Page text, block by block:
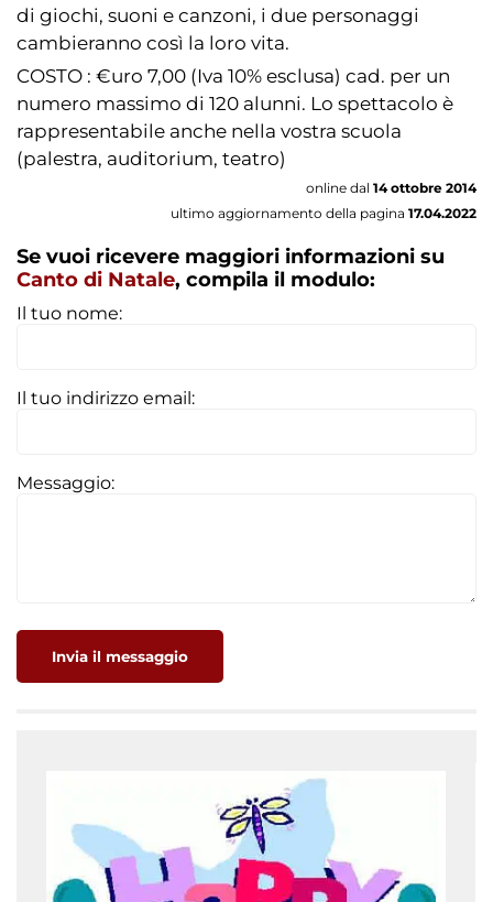
di giochi, suoni e canzoni, i due personaggi
cambieranno così la loro vita.
COSTO : €uro 7,00 (Iva 10% esclusa) cad. per un
numero massimo di 120 alunni. Lo spettacolo è
rappresentabile anche nella vostra scuola
(palestra, auditorium, teatro)
online dal 14 ottobre 2014
ultimo aggiornamento della pagina 17.04.2022
Se vuoi ricevere maggiori informazioni su
Canto di Natale, compila il modulo:
Il tuo nome:
Il tuo indirizzo email:
Messaggio:
Invia il messaggio